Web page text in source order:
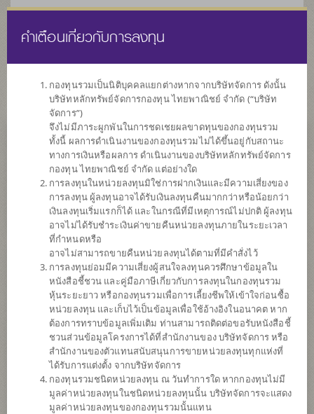
หน้าแรก รายการกองทุน ข้อมูลกองทุน
ค้นหากองทุนดีๆ กับ scbam
คำเตือนเกี่ยวกับการลงทุน
กองทุนรวมเป็นนิติบุคคลแยกต่างหากจากบริษัทจัดการ ดังนั้น
บริษัทหลักทรัพย์จัดการกองทุน ไทยพาณิชย์ จำกัด (“บริษัท
จัดการ”)
จึงไม่มีภาระผูกพันในการชดเชยผลขาดทุนของกองทุนรวม
ทั้งนี้ ผลการดำเนินงานของกองทุนรวมไม่ได้ขึ้นอยู่กับสถานะ
ทางการเงินหรือผลการ ดำเนินงานของบริษัทหลักทรัพย์จัดการ
กองทุน ไทยพาณิชย์ จำกัด แต่อย่างใด
การลงทุนในหน่วยลงทุนมิใช่การฝากเงินและมีความเสี่ยงของ
การลงทุน ผู้ลงทุนอาจได้รับเงินลงทุนคืนมากกว่าหรือน้อยกว่า
เงินลงทุนเริ่มแรกก็ได้ และในกรณีที่มีเหตุการณ์ไม่ปกติ ผู้ลงทุน
อาจไม่ได้รับชำระเงินค่าขายคืนหน่วยลงทุนภายในระยะเวลา
ที่กำหนดหรือ
อาจไม่สามารถขายคืนหน่วยลงทุนได้ตามที่มีคำสั่งไว้
การลงทุนย่อมมีความเสี่ยงผู้สนใจลงทุนควรศึกษาข้อมูลใน
หนังสือชี้ชวน และคู่มือภาษีเกี่ยวกับการลงทุนในกองทุนรวม
หุ้นระยะยาว หรือกองทุนรวมเพื่อการเลี้ยงชีพให้เข้าใจก่อนซื้อ
หน่วยลงทุน และเก็บไว้เป็นข้อมูลเพื่อใช้อ้างอิงในอนาคต หาก
ต้องการทราบข้อมูลเพิ่มเติม ท่านสามารถติดต่อขอรับหนังสือชี้
ชวนส่วนข้อมูลโครงการได้ที่สำนักงานของ บริษัทจัดการ หรือ
สำนักงานของตัวแทนสนับสนุนการขายหน่วยลงทุนทุกแห่งที่
ได้รับการแต่งตั้ง จากบริษัทจัดการ
กองทุนรวมชนิดหน่วยลงทุน ณ วันทำการใด หากกองทุนไม่มี
มูลค่าหน่วยลงทุนในชนิดหน่วยลงทุนนั้น บริษัทจัดการจะแสดง
มูลค่าหน่วยลงทุนของกองทุนรวมนั้นแทน